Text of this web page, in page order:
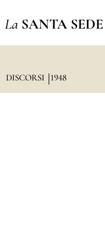
La SANTA SEDE
DISCORSI 1948